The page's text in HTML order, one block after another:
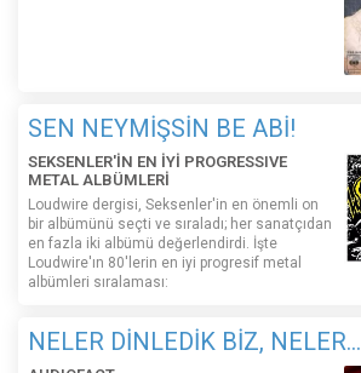
SEN NEYMİŞSİN BE ABİ!
SEKSENLER'İN EN İYİ PROGRESSIVE
METAL ALBÜMLERİ
Loudwire dergisi, Seksenler'in en önemli on
bir albümünü seçti ve sıraladı; her sanatçıdan
en fazla iki albümü değerlendirdi. İşte
Loudwire'ın 80'lerin en iyi progresif metal
albümleri sıralaması:
NELER DİNLEDİK BİZ, NELER...